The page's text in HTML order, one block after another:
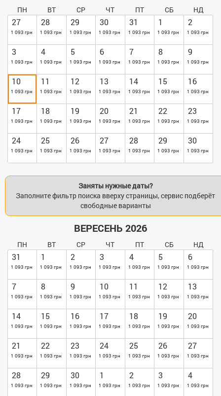
ПН ВТ СР ЧТ ПТ СБ НД
27
1 093 грн
28
1 093 грн
29
1 093 грн
30
1 093 грн
31
1 093 грн
1
1 093 грн
2
1 093 грн
3
1 093 грн
4
1 093 грн
5
1 093 грн
6
1 093 грн
7
1 093 грн
8
1 093 грн
9
1 093 грн
10
1 093 грн
11
1 093 грн
12
1 093 грн
13
1 093 грн
14
1 093 грн
15
1 093 грн
16
1 093 грн
17
1 093 грн
18
1 093 грн
19
1 093 грн
20
1 093 грн
21
1 093 грн
22
1 093 грн
23
1 093 грн
24
1 093 грн
25
1 093 грн
26
1 093 грн
27
1 093 грн
28
1 093 грн
29
1 093 грн
30
1 093 грн
Заняты нужные даты?
Заполните фильтр поиска вверху страницы, сервис подберёт
свободные варианты
ВЕРЕСЕНЬ 2026
ПН ВТ СР ЧТ ПТ СБ НД
31
1 093 грн
1
1 093 грн
2
1 093 грн
3
1 093 грн
4
1 093 грн
5
1 093 грн
6
1 093 грн
7
1 093 грн
8
1 093 грн
9
1 093 грн
10
1 093 грн
11
1 093 грн
12
1 093 грн
13
1 093 грн
14
1 093 грн
15
1 093 грн
16
1 093 грн
17
1 093 грн
18
1 093 грн
19
1 093 грн
20
1 093 грн
21
1 093 грн
22
1 093 грн
23
1 093 грн
24
1 093 грн
25
1 093 грн
26
1 093 грн
27
1 093 грн
28
1 093 грн
29
1 093 грн
30
1 093 грн
1
1 093 грн
2
1 093 грн
3
1 093 грн
4
1 093 грн